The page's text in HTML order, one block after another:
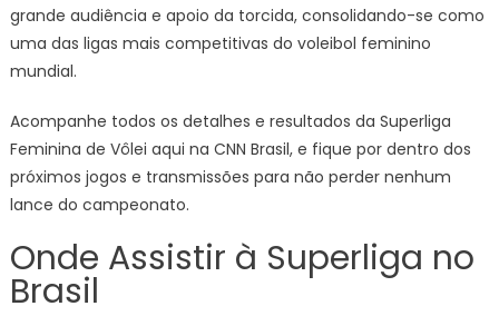
grande audiência e apoio da torcida, consolidando-se como
uma das ligas mais competitivas do voleibol feminino
mundial.
Acompanhe todos os detalhes e resultados da Superliga
Feminina de Vôlei aqui na CNN Brasil, e fique por dentro dos
próximos jogos e transmissões para não perder nenhum
lance do campeonato.
Onde Assistir à Superliga no
Brasil